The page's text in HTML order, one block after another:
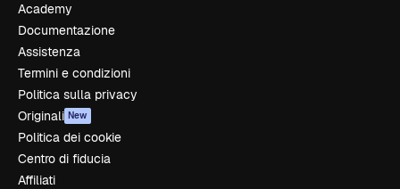
Academy
Documentazione
Assistenza
Termini e condizioni
Politica sulla privacy
Originali New
Politica dei cookie
Centro di fiducia
Affiliati